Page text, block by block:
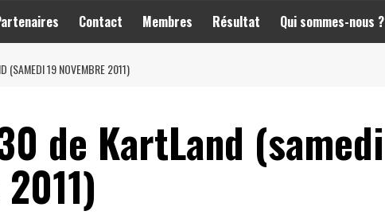
Contact Membres Résultat Qui sommes-nous ?
(SAMEDI 19 NOVEMBRE 2011)
de KartLand (samedi